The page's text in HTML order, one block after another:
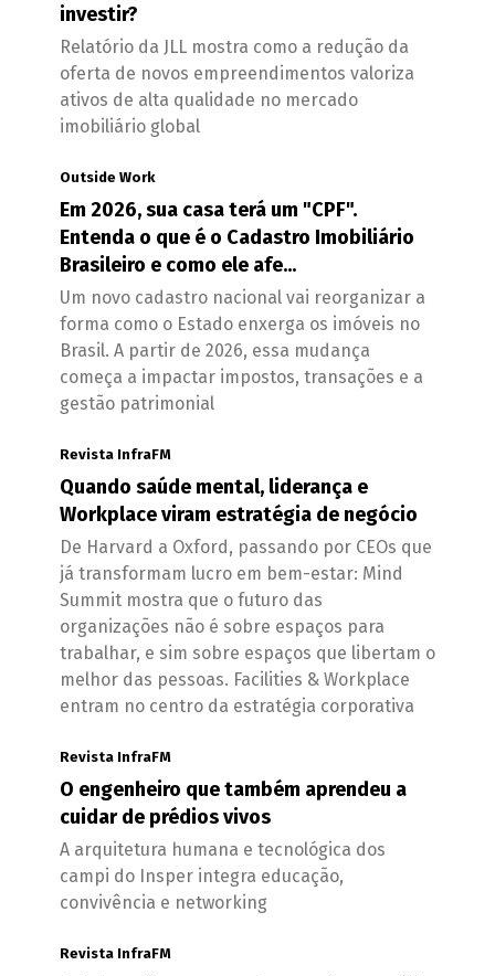
investir?
Relatório da JLL mostra como a redução da
oferta de novos empreendimentos valoriza
ativos de alta qualidade no mercado
imobiliário global
Outside Work
Em 2026, sua casa terá um "CPF".
Entenda o que é o Cadastro Imobiliário
Brasileiro e como ele afe...
Um novo cadastro nacional vai reorganizar a
forma como o Estado enxerga os imóveis no
Brasil. A partir de 2026, essa mudança
começa a impactar impostos, transações e a
gestão patrimonial
Revista InfraFM
Quando saúde mental, liderança e
Workplace viram estratégia de negócio
De Harvard a Oxford, passando por CEOs que
já transformam lucro em bem-estar: Mind
Summit mostra que o futuro das
organizações não é sobre espaços para
trabalhar, e sim sobre espaços que libertam o
melhor das pessoas. Facilities & Workplace
entram no centro da estratégia corporativa
Revista InfraFM
O engenheiro que também aprendeu a
cuidar de prédios vivos
A arquitetura humana e tecnológica dos
campi do Insper integra educação,
convivência e networking
Revista InfraFM